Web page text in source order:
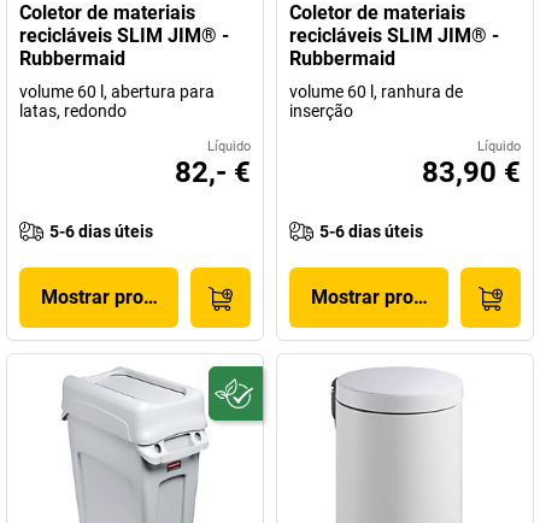
Coletor de materiais
recicláveis SLIM JIM® -
Rubbermaid
volume 60 l, abertura para
latas, redondo
Líquido
82,- €
5-6 dias úteis
Mostrar produto
Coletor de materiais
recicláveis SLIM JIM® -
Rubbermaid
volume 60 l, ranhura de
inserção
Líquido
83,90 €
5-6 dias úteis
Mostrar produto